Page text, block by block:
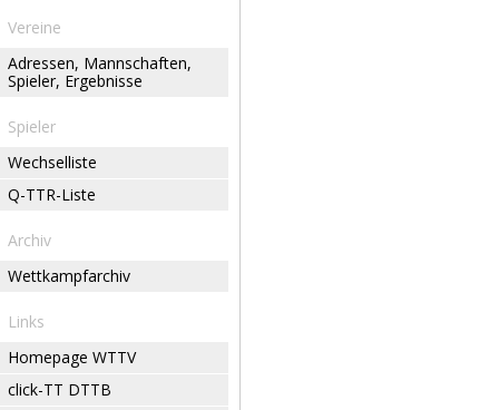
Vereine
Adressen, Mannschaften,
Spieler, Ergebnisse
Spieler
Wechselliste
Q-TTR-Liste
Archiv
Wettkampfarchiv
Links
Homepage WTTV
click-TT DTTB